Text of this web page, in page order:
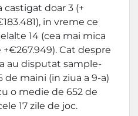
castigat doar 3 (+
in vreme ce
14 (cea mai mica
+€267.949). Cat despre
au disputat sample-
maini (in ziua a 9-a)
o medie de 652 de
17 zile de joc.